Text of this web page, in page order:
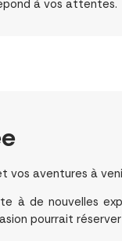
à vos attentes.
vos aventures à
à de nouvelles
pourrait réserver